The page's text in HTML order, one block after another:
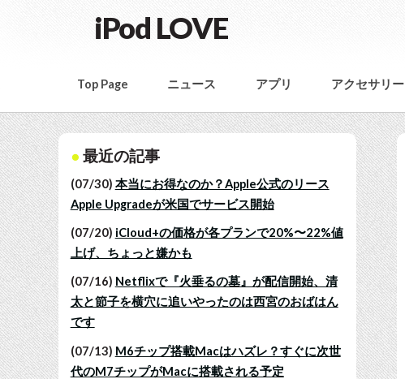
iPod LOVE
Top Page ニュース アプリ アクセサリー
最近の記事
(07/30) 本当にお得なのか？Apple公式のリース
Apple Upgradeが米国でサービス開始
(07/20) iCloud+の価格が各プランで20%〜22%値
上げ、ちょっと嫌かも
(07/16) Netflixで『火垂るの墓』が配信開始、清
太と節子を横穴に追いやったのは西宮のおばはん
です
(07/13) M6チップ搭載Macはハズレ？すぐに次世
代のM7チップがMacに搭載される予定